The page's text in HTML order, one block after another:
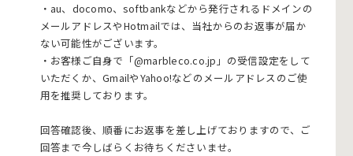
・au、docomo、softbankなどから発行されるドメインの
メールアドレスやHotmailでは、当社からのお返事が届か
ない可能性がございます。
・お客様ご自身で「@marbleco.co.jp」の受信設定をして
いただくか、GmailやYahoo!などのメールアドレスのご使
用を推奨しております。
回答確認後、順番にお返事を差し上げておりますので、ご
回答まで今しばらくお待ちくださいませ。